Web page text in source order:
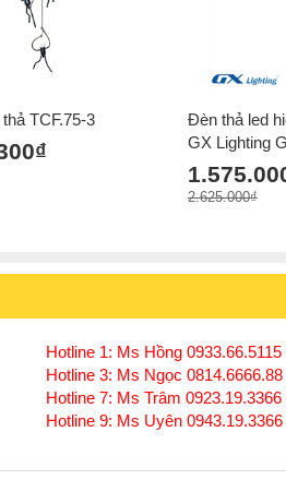
TCF.75-3
Đèn thả led
GX Lighting
2.625.000₫
Hotline 1: Ms Hồng
Hotline 3: Ms Ngọc 0814.6666.88
Hotline 7: Ms Trâm
Hotline 9: Ms Uyên 0943.19.3366